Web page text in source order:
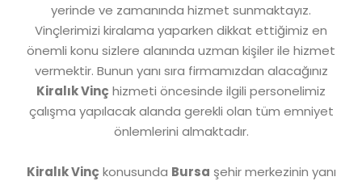
yerinde ve zamanında hizmet sunmaktayız.
Vinçlerimizi kiralama yaparken dikkat ettiğimiz en
önemli konu sizlere alanında uzman kişiler ile hizmet
vermektir. Bunun yanı sıra firmamızdan alacağınız
Kiralık Vinç hizmeti öncesinde ilgili personelimiz
çalışma yapılacak alanda gerekli olan tüm emniyet
önlemlerini almaktadır.
Kiralık Vinç konusunda Bursa şehir merkezinin yanı